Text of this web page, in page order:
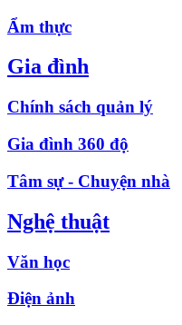
Ẩm thực
Gia đình
Chính sách quản lý
Gia đình 360 độ
Tâm sự - Chuyện nhà
Nghệ thuật
Văn học
Điện ảnh